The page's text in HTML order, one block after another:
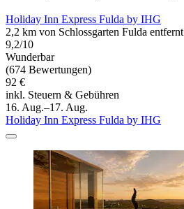
Holiday Inn Express Fulda by IHG
2,2 km von Schlossgarten Fulda entfernt
9,2/10
Wunderbar
(674 Bewertungen)
92 €
inkl. Steuern & Gebühren
16. Aug.–17. Aug.
Holiday Inn Express Fulda by IHG